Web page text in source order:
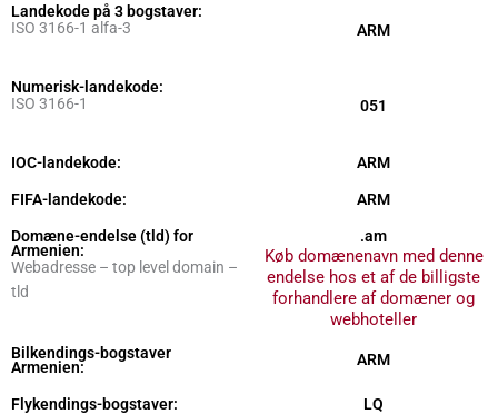
Landekode på 3 bogstaver:
ISO 3166-1 alfa-3
ARM
Numerisk-landekode:
ISO 3166-1
051
IOC-landekode: ARM
FIFA-landekode: ARM
Domæne-endelse (tld) for
Armenien:
Webadresse – top level domain –
tld
.am
Køb domænenavn med denne
endelse hos et af de billigste
forhandlere af domæner og
webhoteller
Bilkendings-bogstaver
Armenien:
ARM
Flykendings-bogstaver: LQ